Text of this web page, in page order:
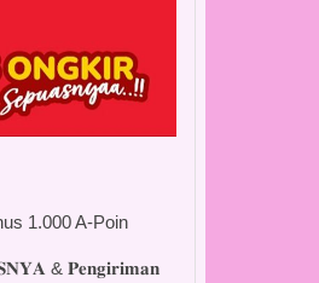
1.000 A-Poin
& 𝐏𝐞𝐧𝐠𝐢𝐫𝐢𝐦𝐚𝐧